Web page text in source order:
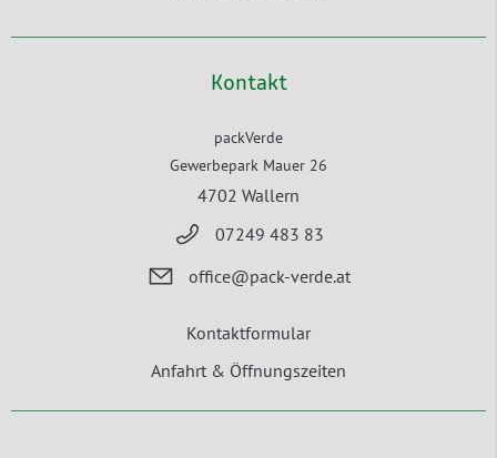
Kontakt
packVerde
Gewerbepark Mauer 26
4702 Wallern
07249 483 83
office@pack-verde.at
Kontaktformular
Anfahrt & Öffnungszeiten